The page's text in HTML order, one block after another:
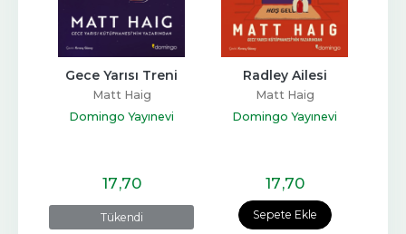
Tükendi
Gece Yarısı Treni
Matt Haig
Domingo Yayınevi
17,70
Sepete Ekle
Radley Ailesi
Matt Haig
Domingo Yayınevi
17,70